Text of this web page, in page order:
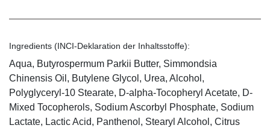
Ingredients (INCI-Deklaration der Inhaltsstoffe):
Aqua, Butyrospermum Parkii Butter, Simmondsia
Chinensis Oil, Butylene Glycol, Urea, Alcohol,
Polyglyceryl-10 Stearate, D-alpha-Tocopheryl Acetate, D-
Mixed Tocopherols, Sodium Ascorbyl Phosphate, Sodium
Lactate, Lactic Acid, Panthenol, Stearyl Alcohol, Citrus